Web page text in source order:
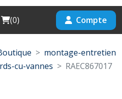
Cart
(0) Compte
montage-entretien
cu-vannes
RAEC867017